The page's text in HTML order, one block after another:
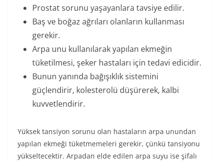
Prostat sorunu yaşayanlara tavsiye edilir.
Baş ve boğaz ağrıları olanların kullanması
gerekir.
Arpa unu kullanılarak yapılan ekmeğin
tüketilmesi, şeker hastaları için tedavi edicidir.
Bunun yanında bağışıklık sistemini
güçlendirir, kolesterolü düşürerek, kalbi
kuvvetlendirir.
Yüksek tansiyon sorunu olan hastaların arpa unundan
yapılan ekmeği tüketmemeleri gerekir, çünkü tansiyonu
yükseltecektir. Arpadan elde edilen arpa suyu ise şifalı